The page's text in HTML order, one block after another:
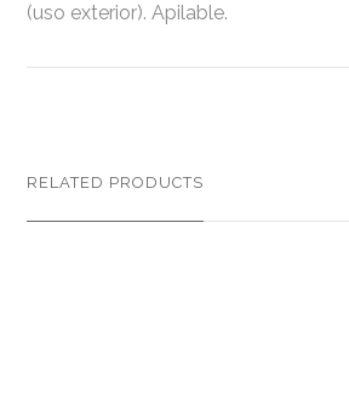
(uso exterior). Apilable.
RELATED PRODUCTS